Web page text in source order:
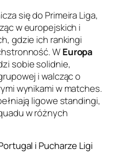
się do Primeira Liga,
w europejskich i
gdzie ich rankingi
WEuropa
sobie solidnie,
i walcząc o
wynikami w matches.
ligowe standingi,
w różnych
i Pucharze Ligi